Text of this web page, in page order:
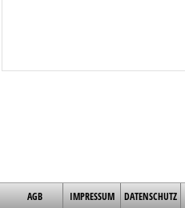
AGB IMPRESSUM DATENSCHUTZ